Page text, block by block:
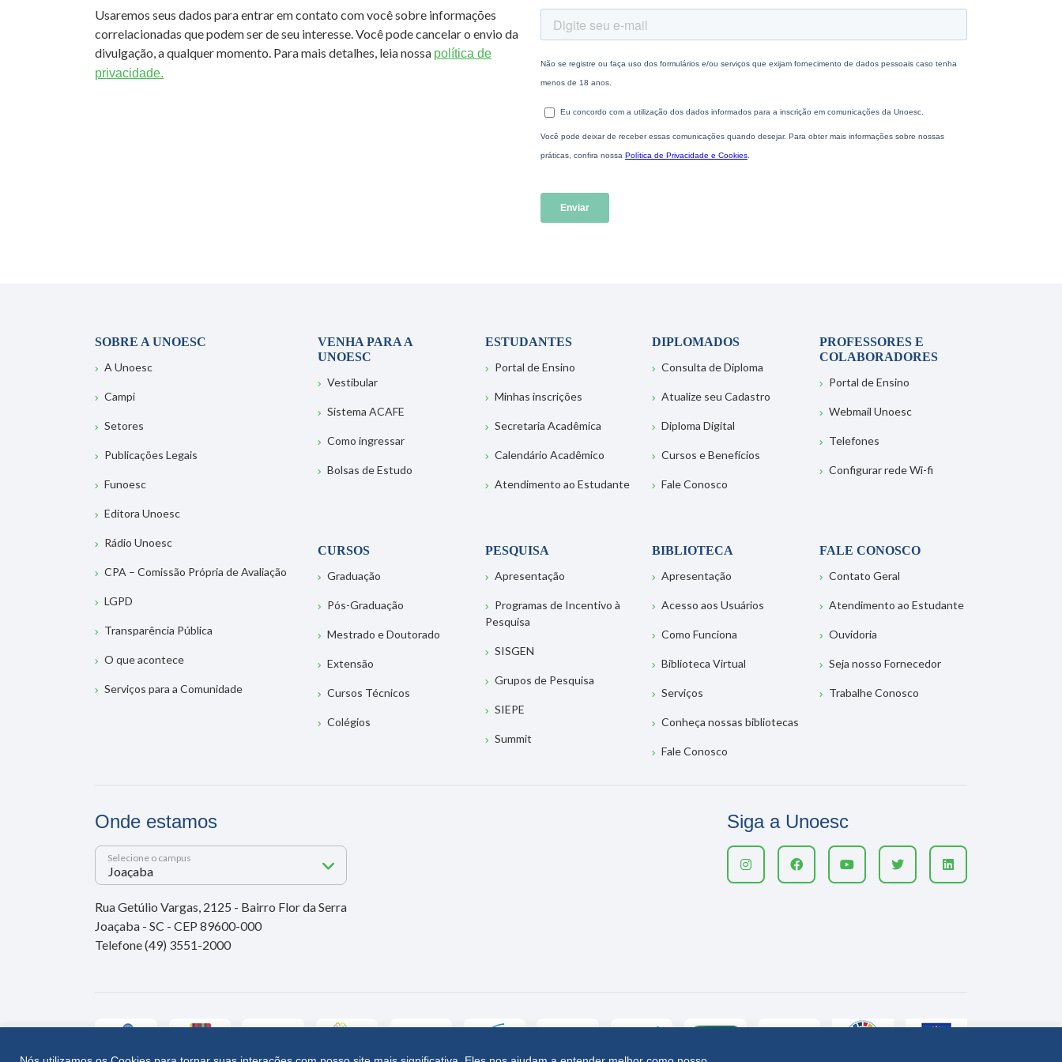
Usaremos seus dados para entrar em contato com você sobre informações
correlacionadas que podem ser de seu interesse. Você pode cancelar o envio da
divulgação, a qualquer momento. Para mais detalhes, leia nossa política de
privacidade.
SOBRE A UNOESC
A Unoesc
Campi
Setores
Publicações Legais
Funoesc
Editora Unoesc
Rádio Unoesc
CPA – Comissão Própria de Avaliação
LGPD
Transparência Pública
O que acontece
Serviços para a Comunidade
VENHA PARA A
UNOESC
Vestibular
Sistema ACAFE
Como ingressar
Bolsas de Estudo
ESTUDANTES
Portal de Ensino
Minhas inscrições
Secretaria Acadêmica
Calendário Acadêmico
Atendimento ao Estudante
DIPLOMADOS
Consulta de Diploma
Atualize seu Cadastro
Diploma Digital
Cursos e Benefícios
Fale Conosco
PROFESSORES E
COLABORADORES
Portal de Ensino
Webmail Unoesc
Telefones
Configurar rede Wi-fi
CURSOS
Graduação
Pós-Graduação
Mestrado e Doutorado
Extensão
Cursos Técnicos
Colégios
PESQUISA
Apresentação
Programas de Incentivo à
Pesquisa
SISGEN
Grupos de Pesquisa
SIEPE
Summit
BIBLIOTECA
Apresentação
Acesso aos Usuários
Como Funciona
Biblioteca Virtual
Serviços
Conheça nossas bibliotecas
Fale Conosco
FALE CONOSCO
Contato Geral
Atendimento ao Estudante
Ouvidoria
Seja nosso Fornecedor
Trabalhe Conosco
Onde estamos
Selecione o campus
Rua Getúlio Vargas, 2125 - Bairro Flor da Serra
Joaçaba - SC - CEP 89600-000
Telefone (49) 3551-2000
Siga a Unoesc